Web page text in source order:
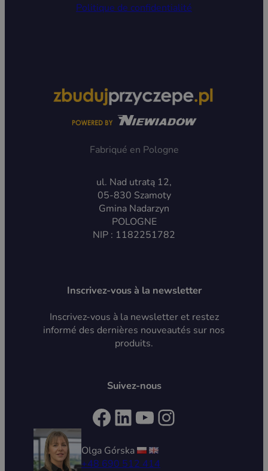
Politique de confidentialité
Fabriqué en Pologne
ul. Nad utratą 12,
05-830 Szamoty
Gmina Nadarzyn
POLOGNE
NIP : 1182251782
Inscrivez-vous à la newsletter
Inscrivez-vous à la newsletter et restez
informé des dernières nouveautés sur nos
produits.
Suivez-nous
Facebook LinkedIn YouTube Instagram
Olga Górska
+48 690 512 414